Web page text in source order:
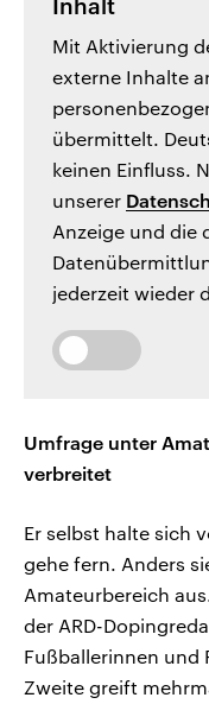
Inhalt
Mit Aktivierung
externe Inhalte
übermittelt.
keinen Einfluss.
unserer
Anzeige und die
jederzeit wieder
Umfrage unter
verbreitet
Er selbst halte sich
gehe fern. Anders
Amateurbereich
der ARD-
Fußballerinnen und
Zweite greift